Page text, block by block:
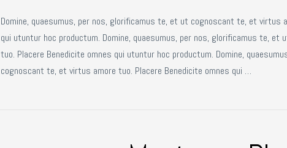
Domine, quaesumus, per nos, glorificamus te, et ut cognoscant te, et virtus
qui utuntur hoc productum. Domine, quaesumus, per nos, glorificamus te,
tuo. Placere Benedicite omnes qui utuntur hoc productum. Domine,
cognoscant te, et virtus amore tuo. Placere Benedicite omnes qui …